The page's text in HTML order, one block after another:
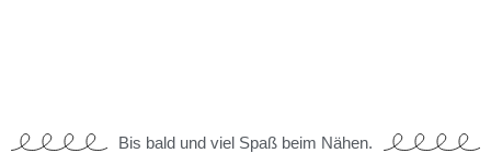
Bis bald und viel Spaß beim Nähen.